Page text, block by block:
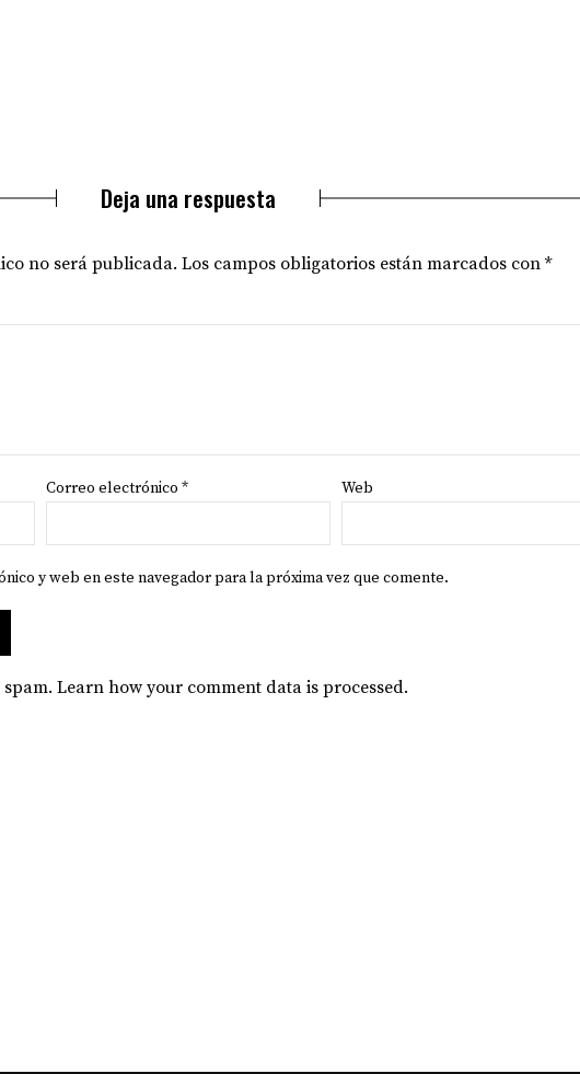
Deja una respuesta
no será publicada. Los campos obligatorios están marcados con *
Correo electrónico * Web
y web en este navegador para la próxima vez que comente.
Learn how your comment data is processed.